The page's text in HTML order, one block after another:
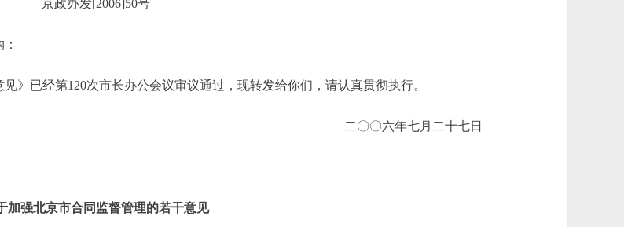
京政办发[2006]50号
已经第120次市长办公会议审议通过，现转发给你们，请认真贯彻执行。
二〇〇六年七月二十七日
加强北京市合同监督管理的若干意见